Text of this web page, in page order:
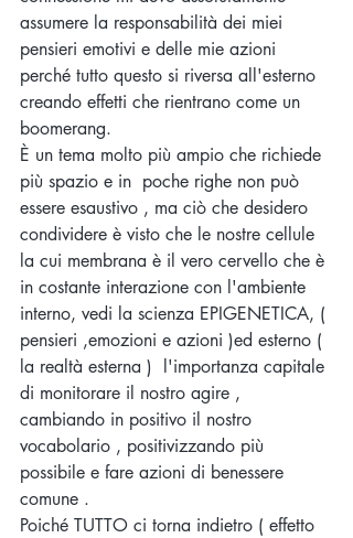
assumere la responsabilità dei miei
pensieri emotivi e delle mie azioni
perché tutto questo si riversa all'esterno
creando effetti che rientrano come un
boomerang.
È un tema molto più ampio che richiede
più spazio e in  poche righe non può
essere esaustivo , ma ciò che desidero
condividere è visto che le nostre cellule
la cui membrana è il vero cervello che è
in costante interazione con l'ambiente
interno, vedi la scienza EPIGENETICA, (
pensieri ,emozioni e azioni )ed esterno (
la realtà esterna )  l'importanza capitale
di monitorare il nostro agire ,
cambiando in positivo il nostro
vocabolario , positivizzando più
possibile e fare azioni di benessere
comune .
Poiché TUTTO ci torna indietro ( effetto